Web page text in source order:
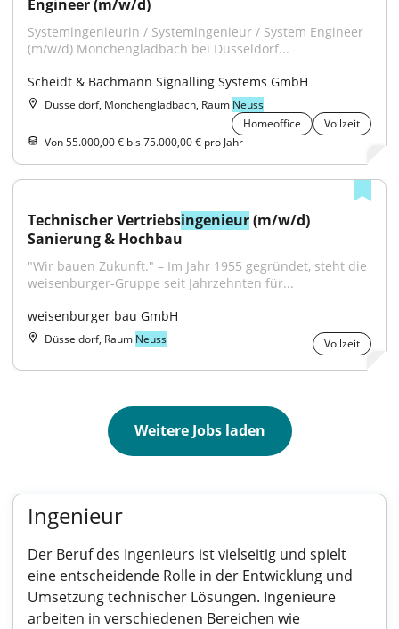
Engineer (m/w/d)
Systemingenieurin / Systemingenieur / System Engineer
(m/w/d) Mönchengladbach bei Düsseldorf...
Scheidt & Bachmann Signalling Systems GmbH
Düsseldorf, Mönchengladbach, Raum Neuss
Homeoffice
Vollzeit
Von 55.000,00 € bis 75.000,00 € pro Jahr
Technischer Vertriebsingenieur (m/w/d)
Sanierung & Hochbau
"Wir bauen Zukunft." – Im Jahr 1955 gegründet, steht die
weisenburger-Gruppe seit Jahrzehnten für...
weisenburger bau GmbH
Düsseldorf, Raum Neuss Vollzeit
Weitere Jobs laden
Ingenieur
Der Beruf des Ingenieurs ist vielseitig und spielt
eine entscheidende Rolle in der Entwicklung und
Umsetzung technischer Lösungen. Ingenieure
arbeiten in verschiedenen Bereichen wie